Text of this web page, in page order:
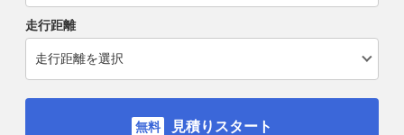
走行距離
見積りスタート